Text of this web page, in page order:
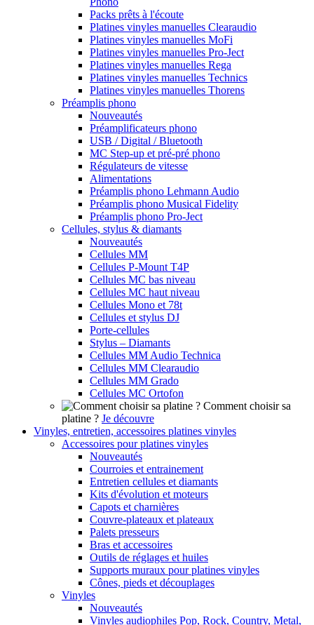
Packs prêts à l'écoute
Platines vinyles manuelles Clearaudio
Platines vinyles manuelles MoFi
Platines vinyles manuelles Pro-Ject
Platines vinyles manuelles Rega
Platines vinyles manuelles Technics
Platines vinyles manuelles Thorens
Préamplis phono
Nouveautés
Préamplificateurs phono
USB / Digital / Bluetooth
MC Step-up et pré-pré phono
Régulateurs de vitesse
Alimentations
Préamplis phono Lehmann Audio
Préamplis phono Musical Fidelity
Préamplis phono Pro-Ject
Cellules, stylus & diamants
Nouveautés
Cellules MM
Cellules P-Mount T4P
Cellules MC bas niveau
Cellules MC haut niveau
Cellules Mono et 78t
Cellules et stylus DJ
Porte-cellules
Stylus – Diamants
Cellules MM Audio Technica
Cellules MM Clearaudio
Cellules MM Grado
Cellules MC Ortofon
Comment choisir sa
platine ? Je découvre
Vinyles, entretien, accessoires platines vinyles
Accessoires pour platines vinyles
Nouveautés
Courroies et entrainement
Entretien cellules et diamants
Kits d'évolution et moteurs
Capots et charnières
Couvre-plateaux et plateaux
Palets presseurs
Bras et accessoires
Outils de réglages et huiles
Supports muraux pour platines vinyles
Cônes, pieds et découplages
Vinyles
Nouveautés
Vinyles audiophiles Pop, Rock, Country, Metal,